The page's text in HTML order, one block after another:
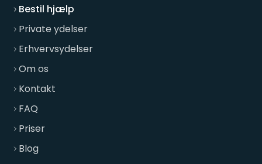
Bestil hjælp
Private ydelser
Erhvervsydelser
Om os
Kontakt
FAQ
Priser
Blog